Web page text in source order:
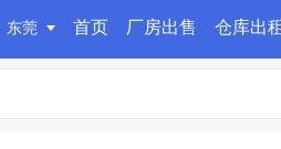
东莞 首页 厂房出售 仓库出租